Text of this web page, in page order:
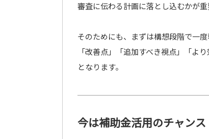
審査に伝わる計画に落とし込むかが重
そのためにも、まずは構想段階で一度
「改善点」「追加すべき視点」「よ
となります。
今は補助金活用のチャンス